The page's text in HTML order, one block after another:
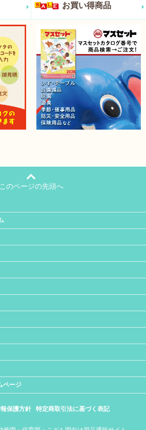
お買い得商品
このページの先頭へ
ページ
保護方針 特定商取引法に基づく表記